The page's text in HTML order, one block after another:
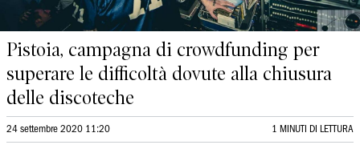
Pistoia, campagna di crowdfunding per
superare le difficoltà dovute alla chiusura
delle discoteche
24 settembre 2020 11:20 1 MINUTI DI LETTURA